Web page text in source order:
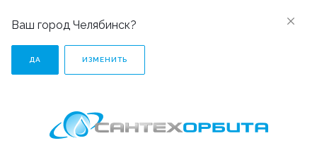
Ваш город Челябинск?
ДА ИЗМЕНИТЬ